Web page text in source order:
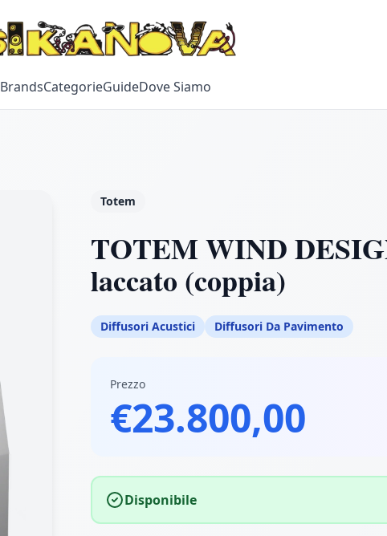
BrandsCategorieGuideDove Siamo
Totem
TOTEM WIND
laccato (coppia)
Diffusori Acustici Diffusori Da Pavimento
Prezzo
€23.800,00
Disponibile